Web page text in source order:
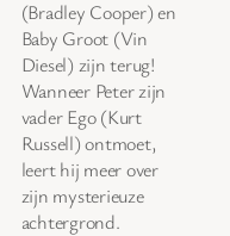
(Bradley Cooper) en
Baby Groot (Vin
Diesel) zijn terug!
Wanneer Peter zijn
vader Ego (Kurt
Russell) ontmoet,
leert hij meer over
zijn mysterieuze
achtergrond.